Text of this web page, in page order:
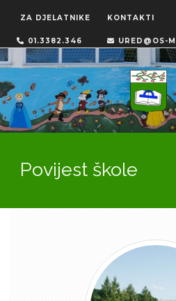
ZA DJELATNIKE KONTAKTI
01.3382.346 URED@OS-
Povijest škole